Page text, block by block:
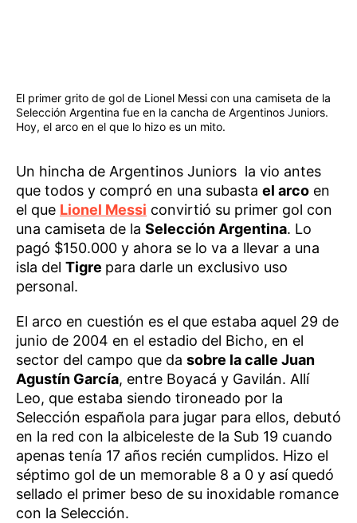
El primer grito de gol de Lionel Messi con una camiseta de la
Selección Argentina fue en la cancha de Argentinos Juniors.
Hoy, el arco en el que lo hizo es un mito.
Un hincha de Argentinos Juniors la vio antes
que todos y compró en una subasta el arco en
el que Lionel Messi convirtió su primer gol con
una camiseta de la Selección Argentina. Lo
pagó $150.000 y ahora se lo va a llevar a una
isla del Tigre para darle un exclusivo uso
personal.
El arco en cuestión es el que estaba aquel 29 de
junio de 2004 en el estadio del Bicho, en el
sector del campo que da sobre la calle Juan
Agustín García, entre Boyacá y Gavilán. Allí
Leo, que estaba siendo tironeado por la
Selección española para jugar para ellos, debutó
en la red con la albiceleste de la Sub 19 cuando
apenas tenía 17 años recién cumplidos. Hizo el
séptimo gol de un memorable 8 a 0 y así quedó
sellado el primer beso de su inoxidable romance
con la Selección.